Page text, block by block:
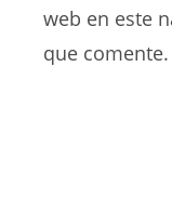
web
web en este
que comente.